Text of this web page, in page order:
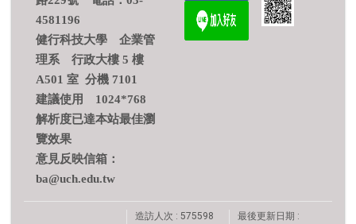
4581196
健行科技大學 企業管
理系 行政大樓 5 樓
A501 室 分機 7101
建議使用 1024*768
解析度已達本站最佳瀏
覽效果
意見反映信箱：
ba@uch.edu.tw
造訪人次 : 575598 最後更新日期 :